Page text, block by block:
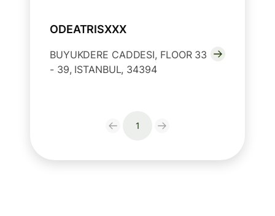
ODEATRISXXX
BUYUKDERE CADDESI, FLOOR 33
- 39, ISTANBUL, 34394
1